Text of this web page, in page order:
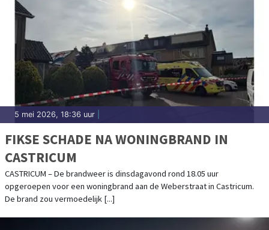
5 mei 2026, 18:36 uur
FIKSE SCHADE NA WONINGBRAND IN
CASTRICUM
CASTRICUM – De brandweer is dinsdagavond rond 18.05 uur
opgeroepen voor een woningbrand aan de Weberstraat in Castricum.
De brand zou vermoedelijk [...]